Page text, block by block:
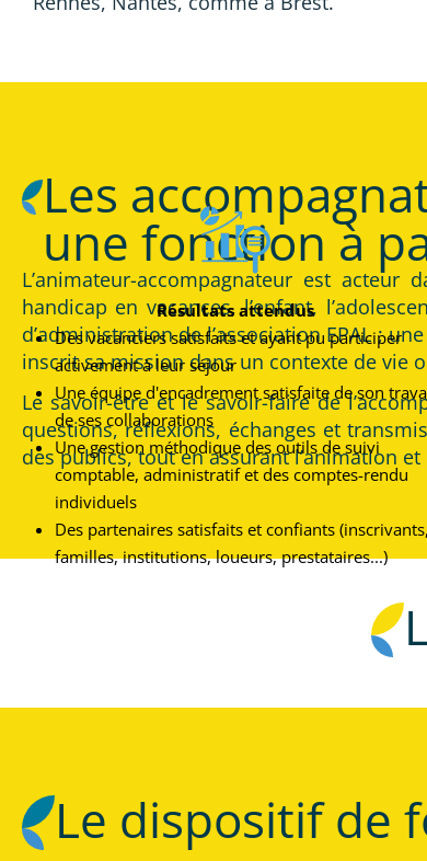
Les
une fonction à
L’animateur-accompagnateur est
handicap en vacances, l’enfant,
d’administration de l’association EPAL ;
inscrit sa mission dans un contexte de vie
Le savoir-être et le savoir-faire de
questions, réflexions, échanges et
des publics, tout en assurant l’animation
Objectifs pédagogiques
Connaissances : appréhender les publics, cadres
Résultats attendus
Des vacanciers satisfaits et ayant pu participer
activement à leur séjour
Une équipe d'encadrement satisfaite de son
de ses collaborations
Une gestion méthodique des outils de suivi
comptable, administratif et des comptes-rendu
individuels
Des partenaires satisfaits et confiants (inscrivants,
familles, institutions, loueurs, prestataires...)
Le dispositif de